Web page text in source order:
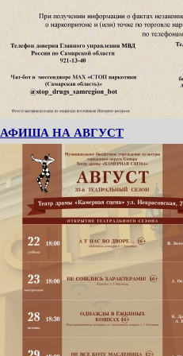
АФИША НА АВГУСТ